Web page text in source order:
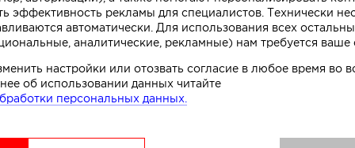
точки выделяется среди других объектов
сосредоточить внимание покупателей как на
процессе, в основе которого перемешивание слоев
рассказывают авторы этого небольшого
эффективность рекламы для специалистов. Технически
автоматически. Для использования всех
аналитические, рекламные) нам требуется ваше
настройки или отозвать согласие в любое время во
об использовании данных читайте
персональных данных.